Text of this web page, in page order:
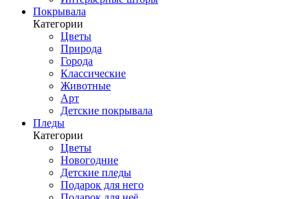
Покрывала
Категории
Цветы
Природа
Города
Классические
Животные
Арт
Детские покрывала
Пледы
Категории
Цветы
Новогодние
Детские пледы
Подарок для него